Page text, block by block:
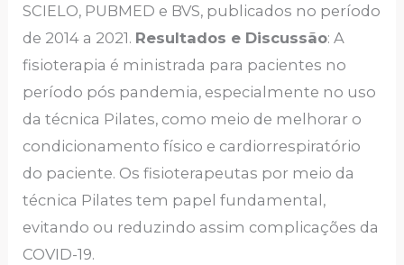
SCIELO, PUBMED e BVS, publicados no período
de 2014 a 2021. Resultados e Discussão: A
fisioterapia é ministrada para pacientes no
período pós pandemia, especialmente no uso
da técnica Pilates, como meio de melhorar o
condicionamento físico e cardiorrespiratório
do paciente. Os fisioterapeutas por meio da
técnica Pilates tem papel fundamental,
evitando ou reduzindo assim complicações da
COVID-19.